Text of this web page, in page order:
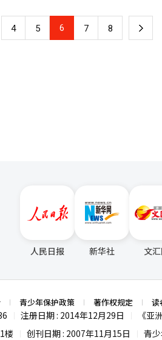
生原料比新材料更贵的情况，将考虑市
袋等产品的可重复使用性和易回收性，
过优化结构设计来减轻重量，快递包装
和丢弃产品的线性经济结构性弱点的机
不受外部冲击影响的可持续去塑料经济。
4 5 6 7 8 下
人民日报 新华社 文
青少年保护政策 著作权规定 读
注册日期 : 2014年12月29日 《亚
楼
创刊日期 : 2007年11月15日 青